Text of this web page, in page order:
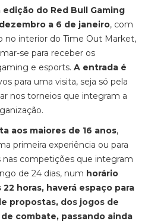
edição do Red Bull Gaming
a 6 de janeiro, com
no interior do Time Out Market,
se para receber os
e esports. A entrada é
para uma visita, seja só pela
nos torneios que integram a
aos maiores de 16 anos,
primeira experiência ou para
nas competições que integram
de 24 dias, num horário
horas, haverá espaço para
propostas, dos jogos de
combate, passando ainda